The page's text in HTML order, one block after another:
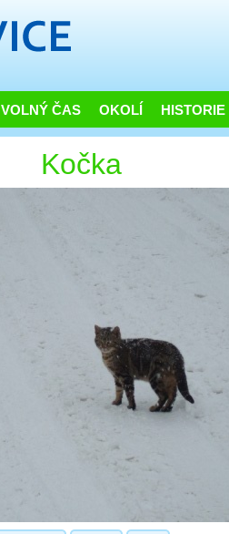
VOLNÝ ČAS OKOLÍ HISTORIE
Kočka